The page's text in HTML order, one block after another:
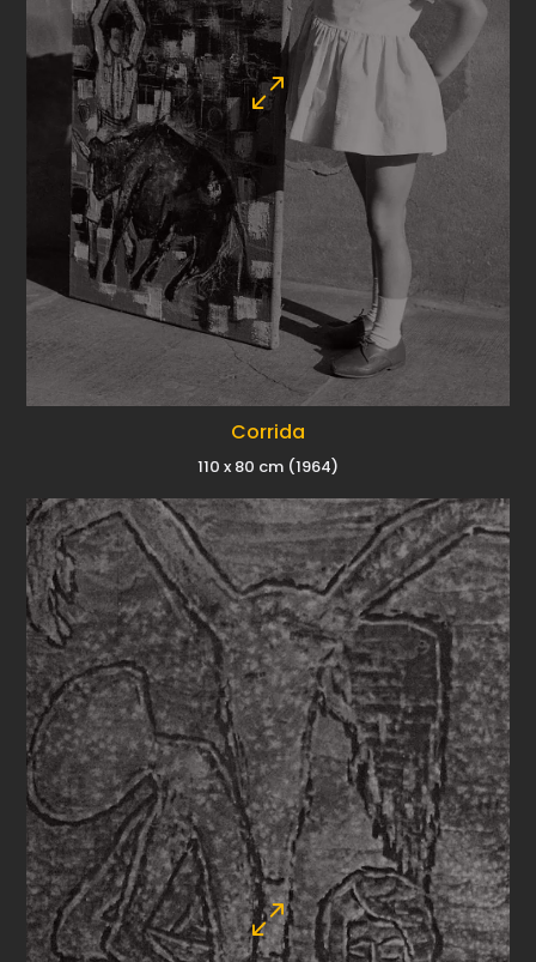
Corrida
110 x 80 cm (1964)